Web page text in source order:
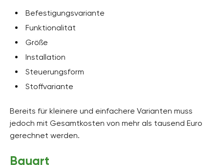
Befestigungsvariante
Funktionalität
Größe
Installation
Steuerungsform
Stoffvariante
Bereits für kleinere und einfachere Varianten muss
jedoch mit Gesamtkosten von mehr als tausend Euro
gerechnet werden.
Bauart